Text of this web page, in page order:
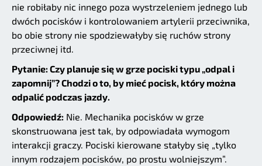
nie robiłaby nic innego poza wystrzeleniem jednego lub
dwóch pocisków i kontrolowaniem artylerii przeciwnika,
bo obie strony nie spodziewałyby się ruchów strony
przeciwnej itd.
Pytanie: Czy planuje się w grze pociski typu „odpal i
zapomnij”? Chodzi o to, by mieć pocisk, który można
odpalić podczas jazdy.
Odpowiedź: Nie. Mechanika pocisków w grze
skonstruowana jest tak, by odpowiadała wymogom
interakcji graczy. Pociski kierowane stałyby się „tylko
innym rodzajem pocisków, po prostu wolniejszym”.